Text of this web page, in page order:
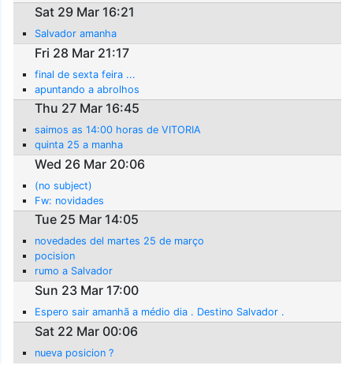
Sat 29 Mar 16:21
Salvador amanha
Fri 28 Mar 21:17
final de sexta feira ...
apuntando a abrolhos
Thu 27 Mar 16:45
saimos as 14:00 horas de VITORIA
quinta 25 a manha
Wed 26 Mar 20:06
(no subject)
Fw: novidades
Tue 25 Mar 14:05
novedades del martes 25 de março
pocision
rumo a Salvador
Sun 23 Mar 17:00
Espero sair amanhã a médio dia . Destino Salvador .
Sat 22 Mar 00:06
nueva posicion ?